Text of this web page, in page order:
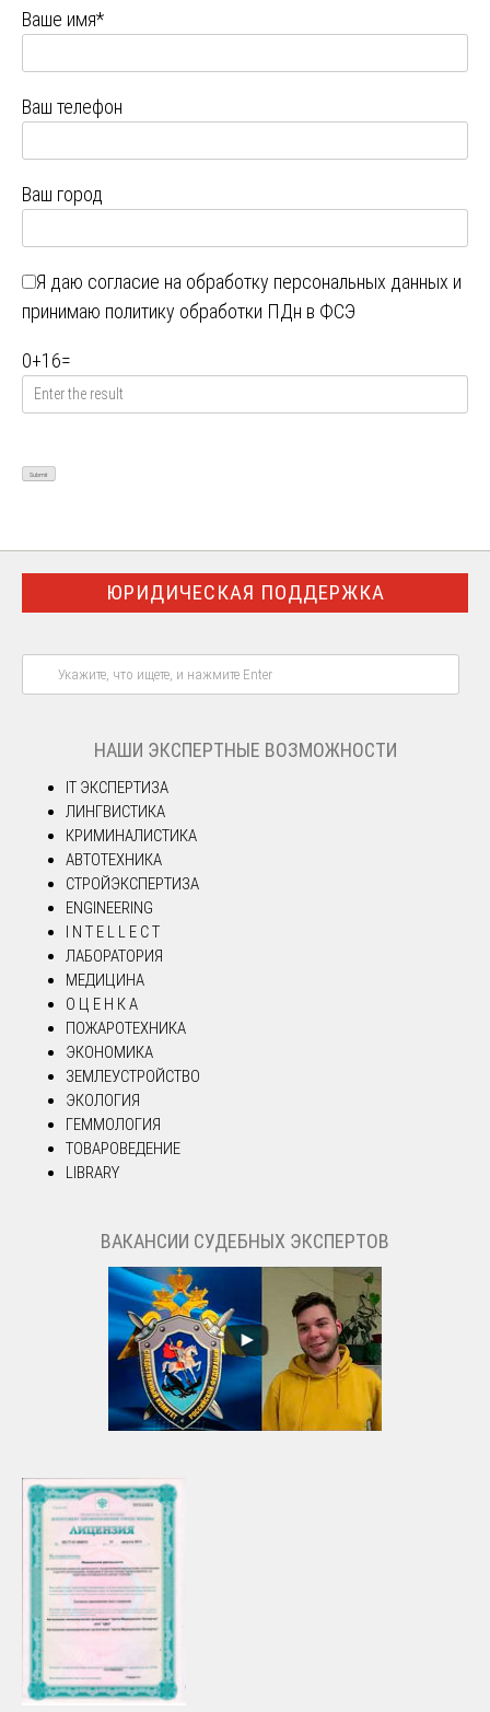
Ваше имя*
Ваш телефон
Ваш город
Я даю согласие на обработку персональных данных и
принимаю политику обработки ПДн в ФСЭ
0+16=
ЮРИДИЧЕСКАЯ ПОДДЕРЖКА
НАШИ ЭКСПЕРТНЫЕ ВОЗМОЖНОСТИ
IT ЭКСПЕРТИЗА
ЛИНГВИСТИКА
КРИМИНАЛИСТИКА
АВТОТЕХНИКА
СТРОЙЭКСПЕРТИЗА
ENGINEERING
I N T E L L E C T
ЛАБОРАТОРИЯ
МЕДИЦИНА
О Ц Е Н К А
ПОЖАРОТЕХНИКА
ЭКОНОМИКА
ЗЕМЛЕУСТРОЙСТВО
ЭКОЛОГИЯ
ГЕММОЛОГИЯ
ТОВАРОВЕДЕНИЕ
LIBRARY
ВАКАНСИИ СУДЕБНЫХ ЭКСПЕРТОВ